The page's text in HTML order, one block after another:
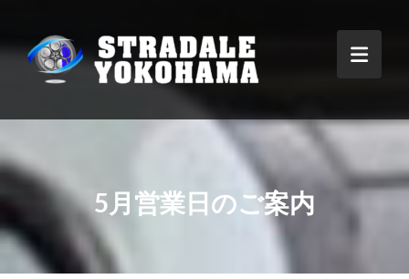
content
5月営業日のご案内